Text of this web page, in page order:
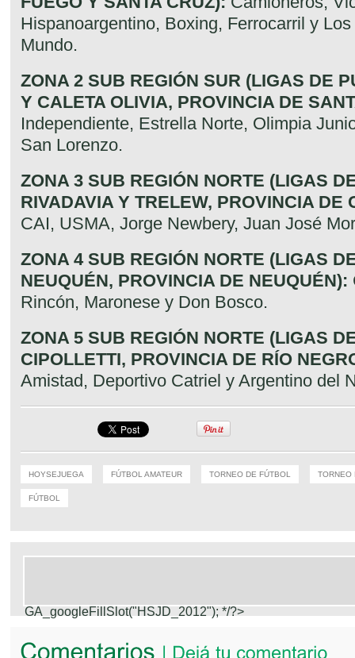
Hispanoargentino, Boxing, Ferrocarril y
Mundo.
ZONA 2 SUB REGIÓN SUR (LIGAS DE
Y CALETA OLIVIA, PROVINCIA DE
Independiente, Estrella Norte, Olimpia
San Lorenzo.
ZONA 3 SUB REGIÓN NORTE (LIGAS
RIVADAVIA Y TRELEW, PROVINCIA DE
CAI, USMA, Jorge Newbery, Juan José
ZONA 4 SUB REGIÓN NORTE (LIGAS
NEUQUÉN, PROVINCIA DE NEUQUÉN):
Rincón, Maronese y Don Bosco.
ZONA 5 SUB REGIÓN NORTE (LIGAS
CIPOLLETTI, PROVINCIA DE RÍO
Amistad, Deportivo Catriel y Argentino del
HOYSEJUEGA FÚTBOL AMATEUR TORNEO DE FÚTBOL TORNEO
FÚTBOL
GA_googleFillSlot("HSJD_2012"); */?>